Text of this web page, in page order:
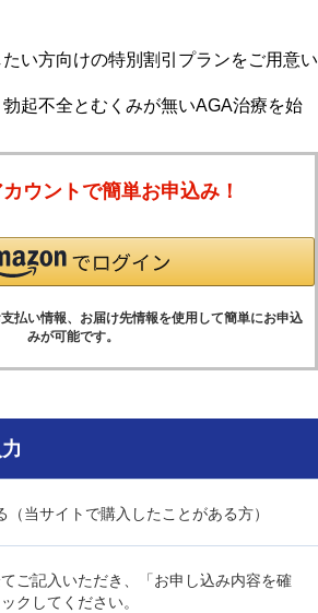
ウントで簡単お申込み！
払い情報、お届け先情報を使用して簡単にお申込
みが可能です。
（当サイトで購入したことがある方）
ご記入いただき、「お申し込み内容を確
クしてください。